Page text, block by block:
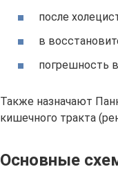
после
в
погрешность
Также назначают
кишечного тракта
Основные